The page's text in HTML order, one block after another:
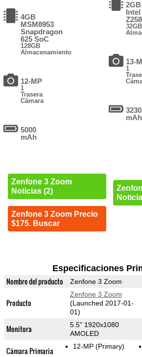
4GB
MSM8953
Snapdragon
625 SoC
128GB
Almacenamiento
12-MP
1
Trasera
Cámara
5000
mAh
Zenfone 3 Zoom
Noticias (2)
Zenfone 3 Zoom Precio
$175. Buscar
2GB
32GB
13-
1
3230
mAh
Especificaciones
Nombre del producto Zenfone 3 Zoom
Producto
Zenfone 3 Zoom
(Launched 2017-01-
01)
Monitora
5.5" 1920x1080
AMOLED
Cámara Primaria 12-MP (Primary)